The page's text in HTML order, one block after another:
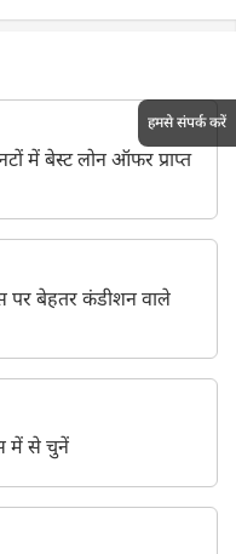
में बेस्ट लोन ऑफर प्राप्त
पर बेहतर कंडीशन वाले
में से चुनें
हमसे संपर्क करें